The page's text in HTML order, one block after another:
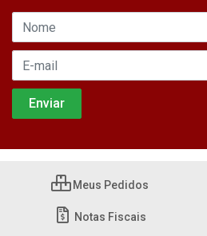
Meus Pedidos
Notas Fiscais